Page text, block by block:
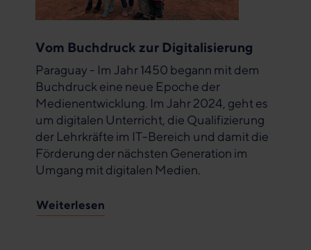
Vom Buchdruck zur Digitalisierung
Paraguay - Im Jahr 1450 begann mit dem
Buchdruck eine neue Epoche der
Medienentwicklung. Im Jahr 2024, geht es
um digitalen Unterricht, die Qualifizierung
der Lehrkräfte im IT-Bereich und damit die
Förderung der nächsten Generation im
Umgang mit digitalen Medien.
Weiterlesen